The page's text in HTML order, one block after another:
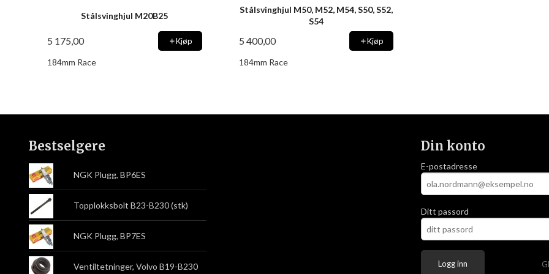
Stålsvinghjul M20B25
5 175,00 Kjøp
184mm Race
Stålsvinghjul M50, M52, M54, S50, S52,
S54
5 400,00 Kjøp
184mm Race
Bestselgere
NGK Plugg, BP6ES
Topplokksbolt B23-B230 (stk)
NGK Plugg, BP7ES
Ventiltetninger, Volvo B19-B230
Din konto
E-postadresse
Ditt passord